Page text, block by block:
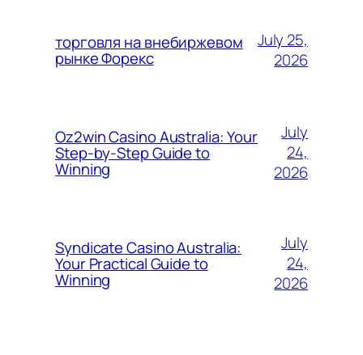
торговля на внебиржевом
рынке Форекс
July 25,
2026
Oz2win Casino Australia: Your
Step-by-Step Guide to
Winning
July
24,
2026
Syndicate Casino Australia:
Your Practical Guide to
Winning
July
24,
2026